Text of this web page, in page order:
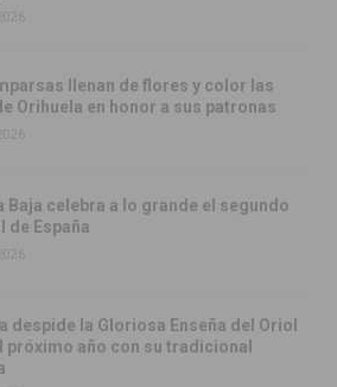
llenan de flores y color las
Orihuela en honor a sus patronas
Baja celebra a lo grande el segundo
de España
despide la Gloriosa Enseña del Oriol
próximo año con su tradicional